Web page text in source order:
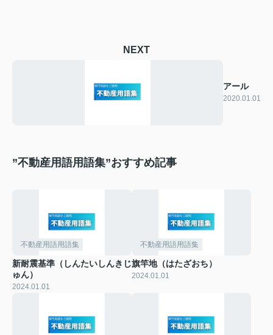
NEXT
アール
2020.01.01
”不動産用語用語集”おすすめ記事
不動産用語用語集
新耐震基準（しんたいしんきじ
ゅん）
2024.01.01
不動産用語用語集
旗竿地（はたざおち）
2024.01.01